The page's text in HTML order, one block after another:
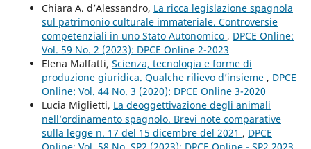
Chiara A. d’Alessandro, La ricca legislazione spagnola
sul patrimonio culturale immateriale. Controversie
competenziali in uno Stato Autonomico , DPCE Online:
Vol. 59 No. 2 (2023): DPCE Online 2-2023
Elena Malfatti, Scienza, tecnologia e forme di
produzione giuridica. Qualche rilievo d’insieme , DPCE
Online: Vol. 44 No. 3 (2020): DPCE Online 3-2020
Lucia Miglietti, La deoggettivazione degli animali
nell’ordinamento spagnolo. Brevi note comparative
sulla legge n. 17 del 15 dicembre del 2021 , DPCE